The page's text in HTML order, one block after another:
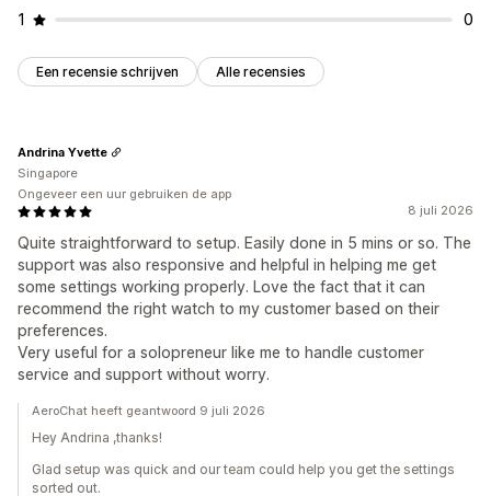
1
0
Een recensie schrijven Alle recensies
8 juli 2026
Quite straightforward to setup. Easily done in 5 mins or so. The
support was also responsive and helpful in helping me get
some settings working properly. Love the fact that it can
recommend the right watch to my customer based on their
preferences.
Very useful for a solopreneur like me to handle customer
service and support without worry.
Andrina Yvette
Singapore
Ongeveer een uur gebruiken de app
AeroChat heeft geantwoord 9 juli 2026
Hey Andrina ,thanks!
Glad setup was quick and our team could help you get the settings
sorted out.